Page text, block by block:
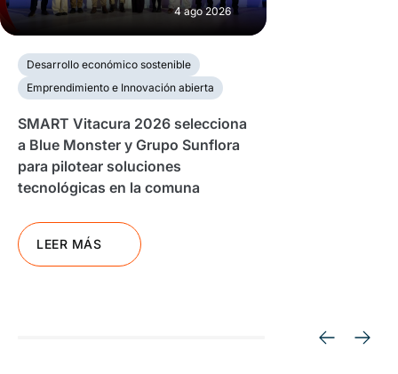
4 ago 2026
Desarrollo económico sostenible
Emprendimiento e Innovación abierta
SMART Vitacura 2026 selecciona
a Blue Monster y Grupo Sunflora
para pilotear soluciones
tecnológicas en la comuna
LEER MÁS